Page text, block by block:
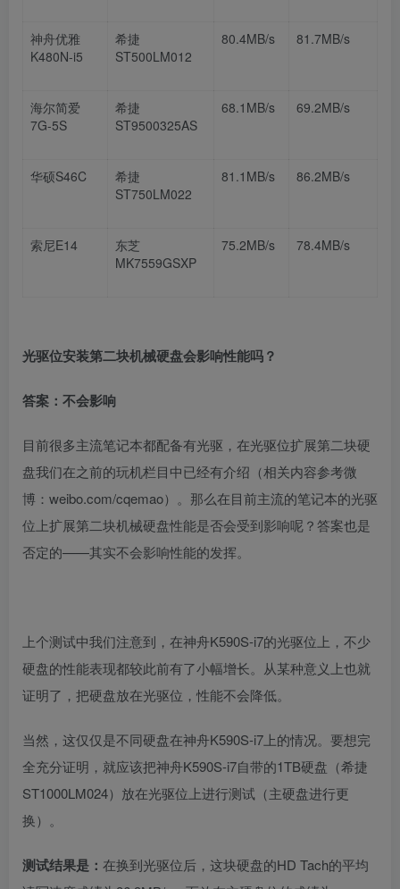
神舟优雅
K480N-i5
希捷
ST500LM012
80.4MB/s 81.7MB/s
海尔简爱
7G-5S
希捷
ST9500325AS
68.1MB/s 69.2MB/s
华硕S46C
希捷
ST750LM022
81.1MB/s 86.2MB/s
索尼E14
东芝
MK7559GSXP
75.2MB/s 78.4MB/s
光驱位安装第二块机械硬盘会影响性能吗？
答案：不会影响
目前很多主流笔记本都配备有光驱，在光驱位扩展第二块硬
盘我们在之前的玩机栏目中已经有介绍（相关内容参考微
博：weibo.com/cqemao）。那么在目前主流的笔记本的光驱
位上扩展第二块机械硬盘性能是否会受到影响呢？答案也是
否定的——其实不会影响性能的发挥。
上个测试中我们注意到，在神舟K590S-i7的光驱位上，不少
硬盘的性能表现都较此前有了小幅增长。从某种意义上也就
证明了，把硬盘放在光驱位，性能不会降低。
当然，这仅仅是不同硬盘在神舟K590S-i7 上的情况。要想完
全充分证明，就应该把神舟K590S-i7自带的1TB硬盘（希捷
ST1000LM024）放在光驱位上进行测试（主硬盘进行更
换）。
测试结果是： 在换到光驱位后，这块硬盘的HD Tach的平均